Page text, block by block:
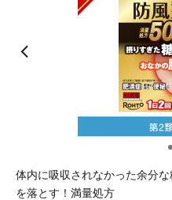
ブランドから探す
成分から探す
ポイント交換品 を見る
ログイン / 新
体内に吸収されなかった余分
を落とす！満量処方